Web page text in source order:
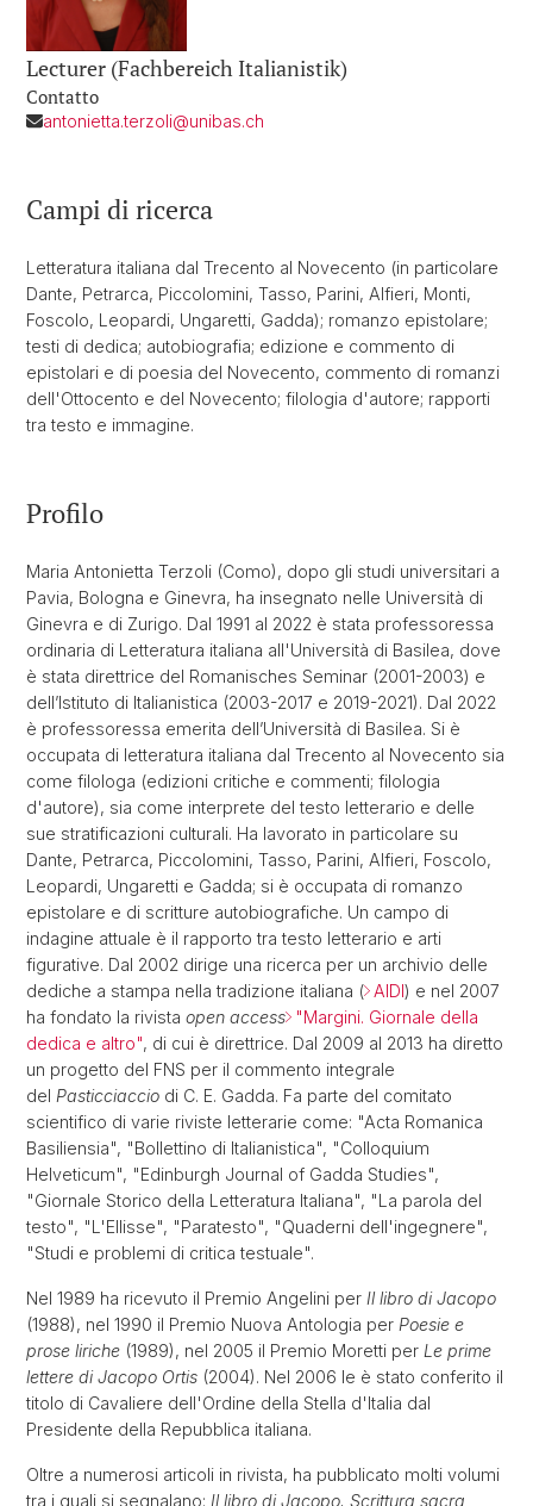
Lecturer (Fachbereich Italianistik)
Contatto
antonietta.terzoli@unibas.ch
Campi di ricerca
Letteratura italiana dal Trecento al Novecento (in particolare
Dante, Petrarca, Piccolomini, Tasso, Parini, Alfieri, Monti,
Foscolo, Leopardi, Ungaretti, Gadda); romanzo epistolare;
testi di dedica; autobiografia; edizione e commento di
epistolari e di poesia del Novecento, commento di romanzi
dell'Ottocento e del Novecento; filologia d'autore; rapporti
tra testo e immagine.
Profilo
Maria Antonietta Terzoli (Como), dopo gli studi universitari a
Pavia, Bologna e Ginevra, ha insegnato nelle Università di
Ginevra e di Zurigo. Dal 1991 al 2022 è stata professoressa
ordinaria di Letteratura italiana all'Università di Basilea, dove
è stata direttrice del Romanisches Seminar (2001-2003) e
dell’Istituto di Italianistica (2003-2017 e 2019-2021). Dal 2022
è professoressa emerita dell’Università di Basilea. Si è
occupata di letteratura italiana dal Trecento al Novecento sia
come filologa (edizioni critiche e commenti; filologia
d'autore), sia come interprete del testo letterario e delle
sue stratificazioni culturali. Ha lavorato in particolare su
Dante, Petrarca, Piccolomini, Tasso, Parini, Alfieri, Foscolo,
Leopardi, Ungaretti e Gadda; si è occupata di romanzo
epistolare e di scritture autobiografiche. Un campo di
indagine attuale è il rapporto tra testo letterario e arti
figurative. Dal 2002 dirige una ricerca per un archivio delle
dediche a stampa nella tradizione italiana ( AIDI) e nel 2007
ha fondato la rivista open access "Margini. Giornale della
dedica e altro", di cui è direttrice. Dal 2009 al 2013 ha diretto
un progetto del FNS per il commento integrale
del Pasticciaccio di C. E. Gadda. Fa parte del comitato
scientifico di varie riviste letterarie come: "Acta Romanica
Basiliensia", "Bollettino di Italianistica", "Colloquium
Helveticum", "Edinburgh Journal of Gadda Studies",
"Giornale Storico della Letteratura Italiana", "La parola del
testo", "L'Ellisse", "Paratesto", "Quaderni dell'ingegnere",
"Studi e problemi di critica testuale".
Nel 1989 ha ricevuto il Premio Angelini per Il libro di Jacopo
(1988), nel 1990 il Premio Nuova Antologia per Poesie e
prose liriche (1989), nel 2005 il Premio Moretti per Le prime
lettere di Jacopo Ortis (2004). Nel 2006 le è stato conferito il
titolo di Cavaliere dell'Ordine della Stella d'Italia dal
Presidente della Repubblica italiana.
Oltre a numerosi articoli in rivista, ha pubblicato molti volumi
tra i quali si segnalano: Il libro di Jacopo. Scrittura sacra